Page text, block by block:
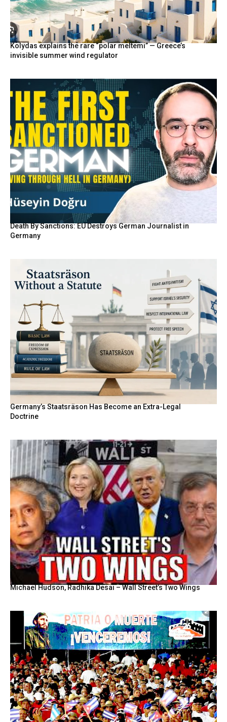
Kolydas explains the rare “polar meltemi” — Greece’s
invisible summer wind regulator
Death By Sanctions: EU Destroys German Journalist in
Germany
Germany’s Staatsräson Has Become an Extra-Legal
Doctrine
Michael Hudson, Radhika Desai – Wall Street’s Two Wings